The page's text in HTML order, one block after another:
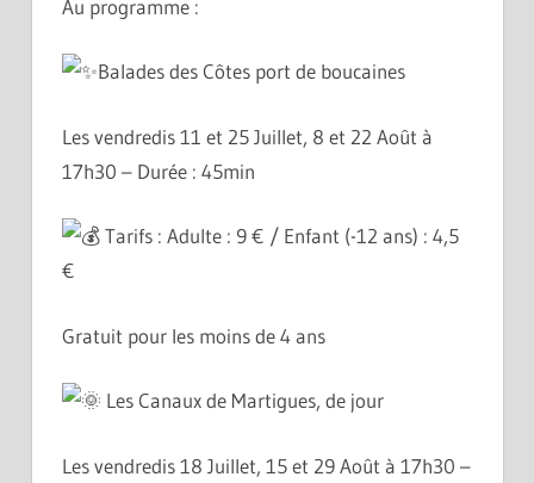
Au programme :
Balades des Côtes port de boucaines
Les vendredis 11 et 25 Juillet, 8 et 22 Août à
17h30 – Durée : 45min
Tarifs : Adulte : 9 € / Enfant (-12 ans) : 4,5
€
Gratuit pour les moins de 4 ans
Les Canaux de Martigues, de jour
Les vendredis 18 Juillet, 15 et 29 Août à 17h30 –